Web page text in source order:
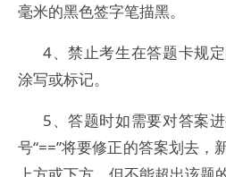
毫米的黑色签字笔描黑。
4、禁止考生在答题卡规
涂写或标记。
5、答题时如需要对答案
号“==”将要修正的答案划去，